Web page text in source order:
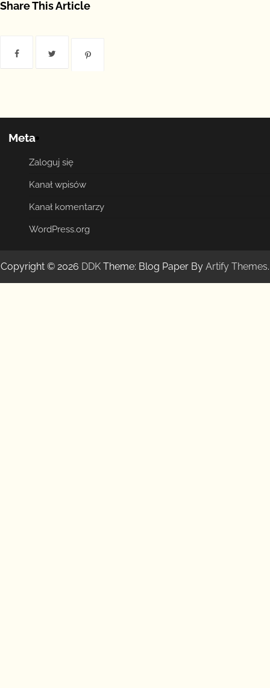
Share This Article
Meta
Zaloguj się
Kanał wpisów
Kanał komentarzy
WordPress.org
Copyright © 2026 DDK Theme: Blog Paper By Artify Themes.